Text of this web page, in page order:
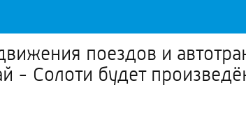
поездов и
- Солоти будет